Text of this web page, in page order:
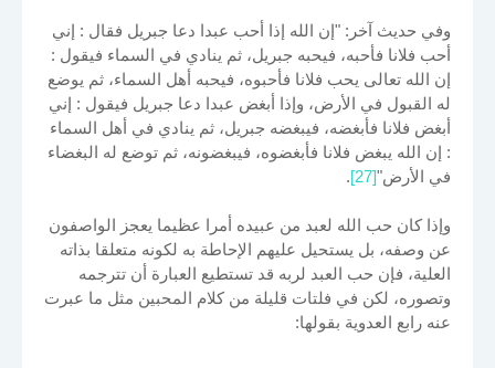
وفي حديث آخر: "إن الله إذا أحب عبدا دعا جبريل فقال : إني
أحب فلانا فأحبه، فيحبه جبريل، ثم ينادي في السماء فيقول :
إن الله تعالى يحب فلانا فأحبوه، فيحبه أهل السماء، ثم يوضع
له القبول في الأرض، وإذا أبغض عبدا دعا جبريل فيقول : إني
أبغض فلانا فأبغضه، فيبغضه جبريل، ثم ينادي في أهل السماء
: إن الله يبغض فلانا فأبغضوه، فيبغضونه، ثم توضع له البغضاء
في الأرض"[27]
.
وإذا كان حب الله لعبد من عبيده أمرا عظيما يعجز الواصفون
عن وصفه، بل يستحيل عليهم الإحاطة به لكونه متعلقا بذاته
العلية، فإن حب العبد لربه قد تستطيع العبارة أن تترجمه
وتصوره، لكن في فلتات قليلة من كلام المحبين مثل ما عبرت
عنه رابع العدوية بقولها: